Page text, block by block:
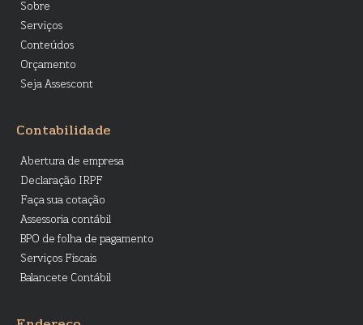
Sobre
Serviços
Conteúdos
Orçamento
Seja Assescont
Contabilidade
Abertura de empresa
Declaração IRPF
Faça sua cotação
Assessoria contábil
BPO de folha de pagamento
Serviços Fiscais
Balancete Contábil